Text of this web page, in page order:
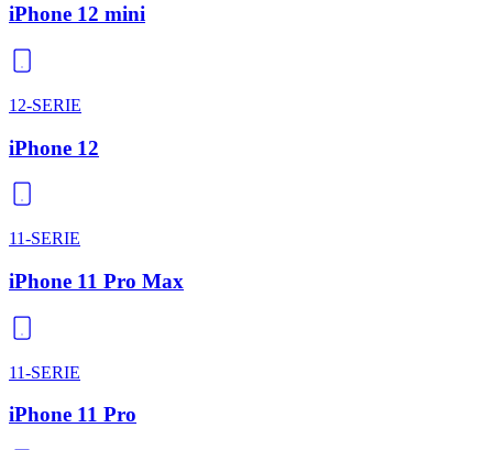
iPhone 12 mini
12-SERIE
iPhone 12
11-SERIE
iPhone 11 Pro Max
11-SERIE
iPhone 11 Pro